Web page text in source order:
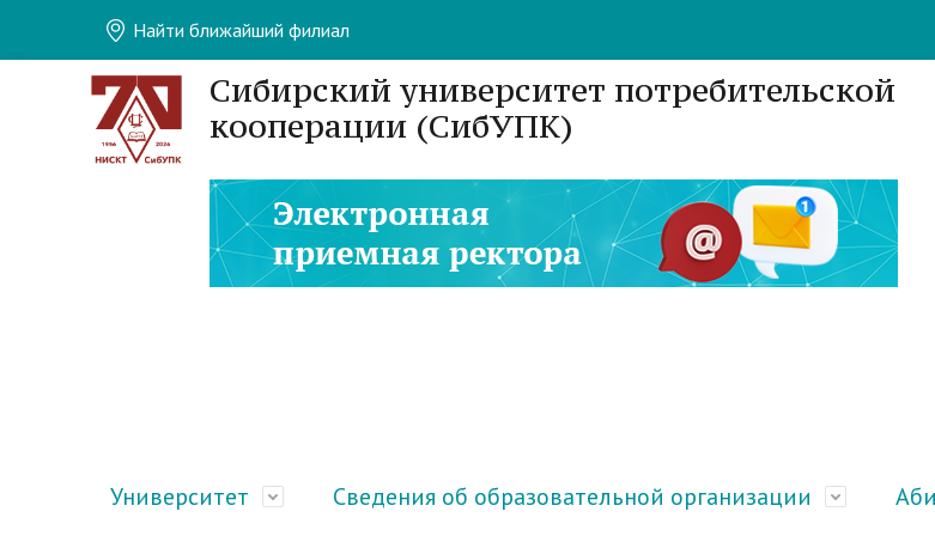
Найти ближайший филиал
Сибирский университет потребительской
кооперации (СибУПК)
Университет Сведения об образовательной организации